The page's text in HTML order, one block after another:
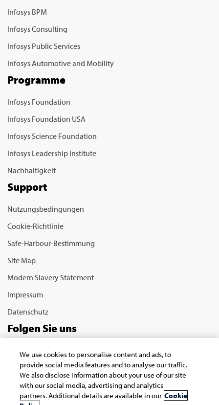
Infosys BPM
Infosys Consulting
Infosys Public Services
Infosys Automotive and Mobility
Programme
Infosys Foundation
Infosys Foundation USA
Infosys Science Foundation
Infosys Leadership Institute
Nachhaltigkeit
Support
Nutzungsbedingungen
Cookie-Richtlinie
Safe-Harbour-Bestimmung
Site Map
Modern Slavery Statement
Impressum
Datenschutz
Folgen Sie uns
We use cookies to personalise content and ads, to
provide social media features and to analyse our traffic.
We also disclose information about your use of our site
with our social media, advertising and analytics
partners. Additional details are available in our Cookie